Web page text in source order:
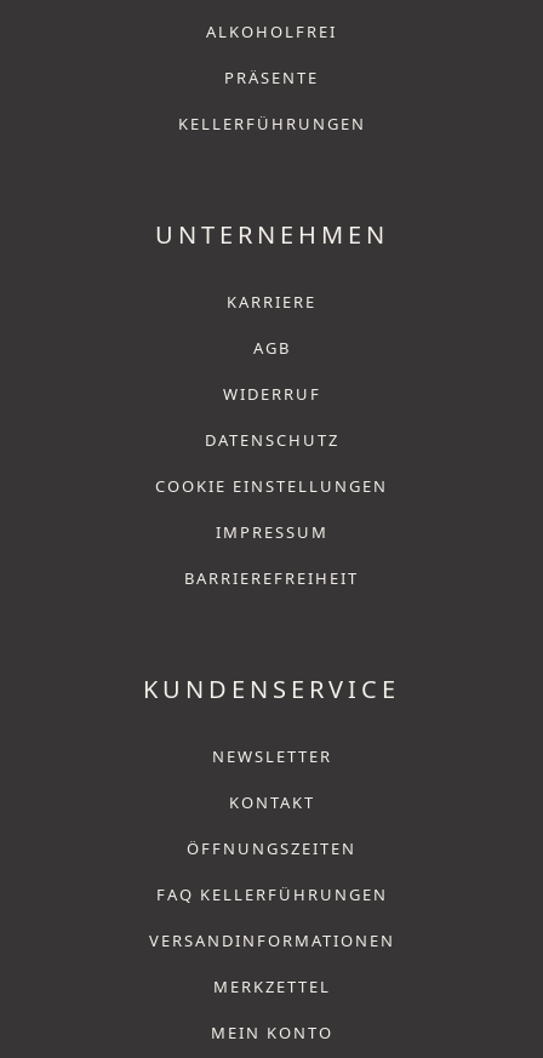
ALKOHOLFREI
PRÄSENTE
KELLERFÜHRUNGEN
UNTERNEHMEN
KARRIERE
AGB
WIDERRUF
DATENSCHUTZ
COOKIE EINSTELLUNGEN
IMPRESSUM
BARRIEREFREIHEIT
KUNDENSERVICE
NEWSLETTER
KONTAKT
ÖFFNUNGSZEITEN
FAQ KELLERFÜHRUNGEN
VERSANDINFORMATIONEN
MERKZETTEL
MEIN KONTO